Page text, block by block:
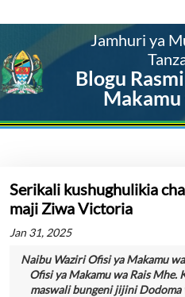
Jamhuri ya
Blogu
Makamu
Serikali kushughulikia
maji Ziwa Victoria
Jan 31, 2025
Naibu Waziri Ofisi ya Makamu
Ofisi ya Makamu wa Rais Mhe.
maswali bungeni jijini Dodoma